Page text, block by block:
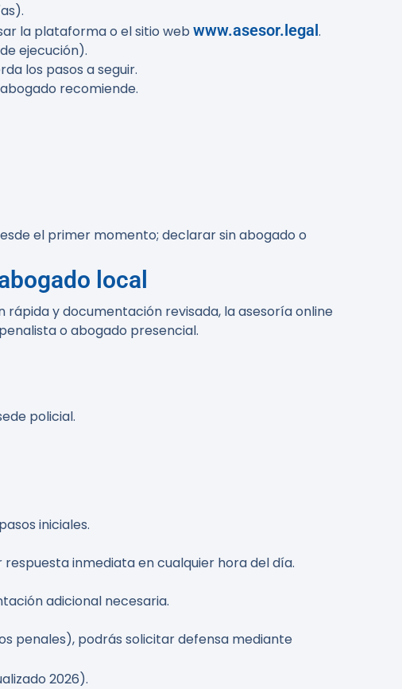
la plataforma o el sitio web www.asesor.legal.
ejecución).
los pasos a seguir.
recomiende.
el primer momento; declarar sin abogado o
local
y documentación revisada, la asesoría online
o abogado presencial.
policial.
iniciales.
inmediata en cualquier hora del día.
adicional necesaria.
penales), podrás solicitar defensa mediante
2026).